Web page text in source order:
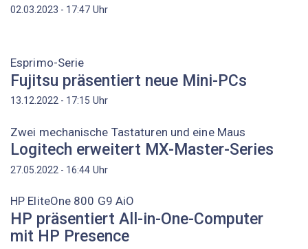
02.03.2023 - 17:47 Uhr
Esprimo-Serie
Fujitsu präsentiert neue Mini-PCs
13.12.2022 - 17:15 Uhr
Zwei mechanische Tastaturen und eine Maus
Logitech erweitert MX-Master-Series
27.05.2022 - 16:44 Uhr
HP EliteOne 800 G9 AiO
HP präsentiert All-in-One-Computer
mit HP Presence